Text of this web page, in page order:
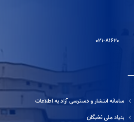
۰۲۱-۸۱۶۲۰
سامانه انتشار و دسترسی آزاد به اطلاعات
بنیاد ملی نخبگان